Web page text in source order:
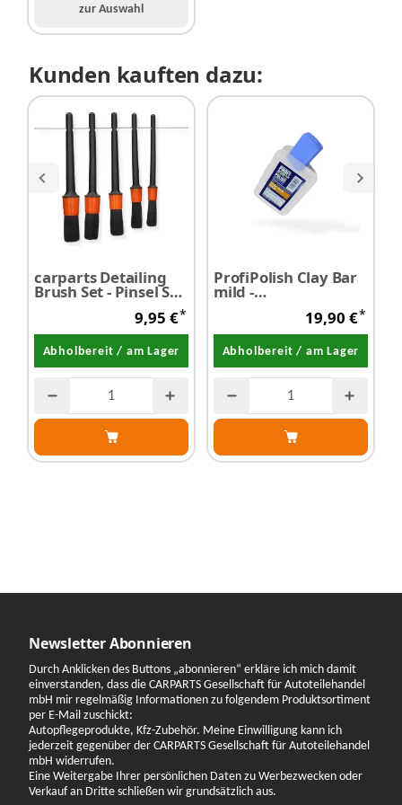
zur Auswahl
Kunden kauften dazu:
carparts Detailing
Brush Set - Pinsel Set
9,95 €*
Abholbereit / am Lager
ProfiPolish Clay Bar
mild -
19,90 €*
Abholbereit / am Lager
Newsletter Abonnieren
Durch Anklicken des Buttons „abonnieren“ erkläre ich mich damit
einverstanden, dass die CARPARTS Gesellschaft für Autoteilehandel
mbH mir regelmäßig Informationen zu folgendem Produktsortiment
per E-Mail zuschickt:
Autopflegeprodukte, Kfz-Zubehör. Meine Einwilligung kann ich
jederzeit gegenüber der CARPARTS Gesellschaft für Autoteilehandel
mbH widerrufen.
Eine Weitergabe Ihrer persönlichen Daten zu Werbezwecken oder
Verkauf an Dritte schließen wir grundsätzlich aus.